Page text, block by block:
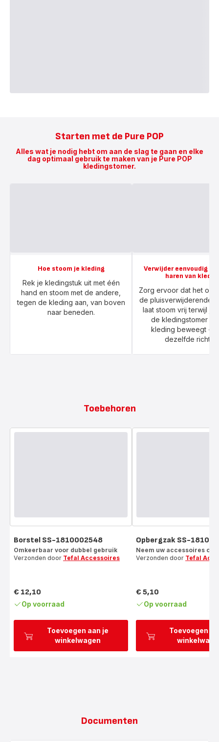
Starten met de Pure POP
Alles wat je nodig hebt om aan de slag te gaan en elke
dag optimaal gebruik te maken van je Pure POP
kledingstomer.
Hoe stoom je kleding
Rek je kledingstuk uit met één
hand en stoom met de andere,
tegen de kleding aan, van boven
naar beneden.
Verwijder eenvoudig
haren van
Zorg ervoor dat het
de pluisverwijderende
laat stoom vrij terwijl je
de kledingstomer
kleding beweegt -
dezelfde
Toebehoren
Toevoegen aan je
winkelwagen
Borstel SS-1810002548
Omkeerbaar voor dubbel gebruik
Verzonden door Tefal Accessoires
Prijs
€ 12,10
Op voorraad
Toevoegen
Opbergzak SS-
Neem uw accessoires
Verzonden door Tefal
Prijs
€ 5,10
Op voorraad
Documenten